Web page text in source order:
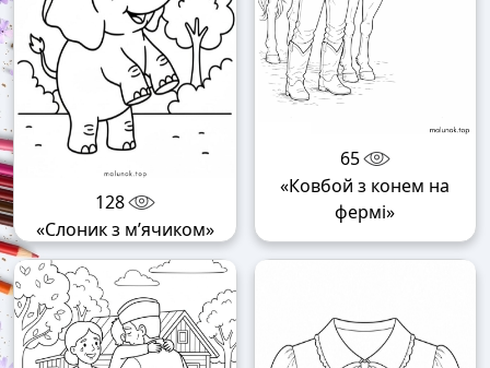
128
«Слоник з м’ячиком»
65
«Ковбой з конем на
фермі»